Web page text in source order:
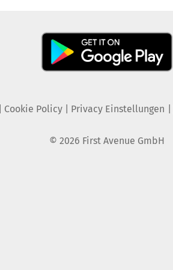
Cookie Policy| Privacy Einstellungen
© 2026 First Avenue GmbH